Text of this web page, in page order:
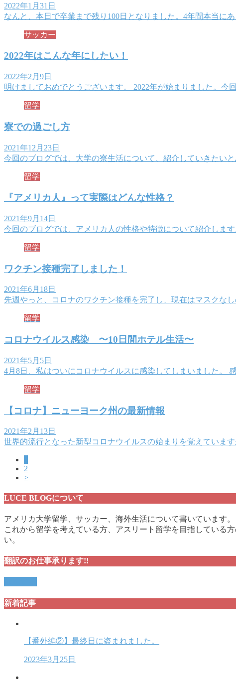
2022年1月31日
なんと、本日で卒業まで残り100日となりました。4年間本当に
サッカー
2022年はこんな年にしたい！
2022年2月9日
明けましておめでとうございます。 2022年が始まりました。今
留学
寮での過ごし方
2021年12月23日
今回のブログでは、大学の寮生活について、紹介していきたい
留学
『アメリカ人』って実際はどんな性格？
2021年9月14日
今回のブログでは、アメリカ人の性格や特徴について紹介しま
留学
ワクチン接種完了しました！
2021年6月18日
先週やっと、コロナのワクチン接種を完了し、現在はマスクな
留学
コロナウイルス感染 〜10日間ホテル生活〜
2021年5月5日
4月8日、私はついにコロナウイルスに感染してしまいました。
留学
【コロナ】ニューヨーク州の最新情報
2021年2月13日
世界的流行となった新型コロナウイルスの始まりを覚えていま
2
>
LUCE BLOGについて
アメリカ大学留学、サッカー、海外生活について書いています。
これから留学を考えている方、アスリート留学を目指している
い。
翻訳のお仕事承ります!!
新着記事
【番外編②】最終日に盗まれました。
2023年3月25日